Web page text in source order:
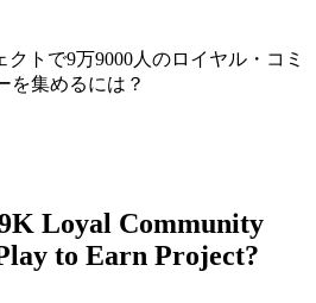
クトで9万9000人のロイヤル・コミ
を集めるには？
Loyal Community
to Earn Project?